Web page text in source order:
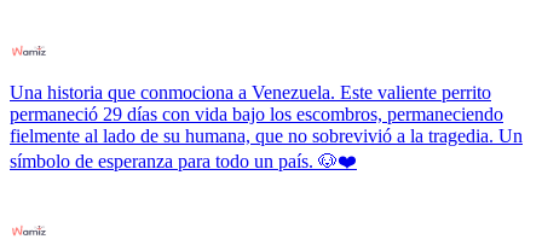
Una historia que conmociona a Venezuela. Este valiente perrito
permaneció 29 días con vida bajo los escombros, permaneciendo
fielmente al lado de su humana, que no sobrevivió a la tragedia. Un
símbolo de esperanza para todo un país. 🐶❤️